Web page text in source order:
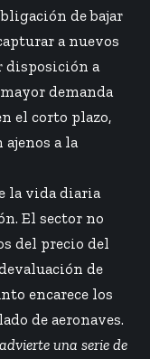
de bajar
a nuevos
disposición a
demanda
el corto plazo,
a la
la vida diaria
El sector no
del precio del
de
encarece los
de aeronaves.
una serie de